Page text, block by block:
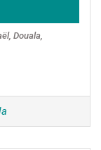
Douala,